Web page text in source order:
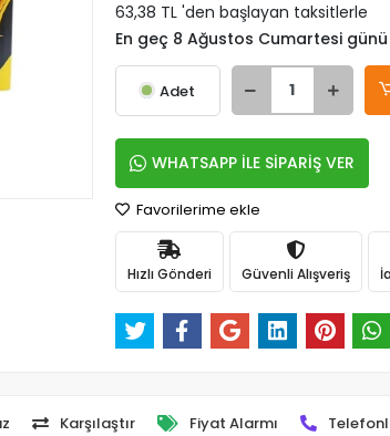
63,38 TL 'den başlayan taksitlerle
En geç 8 Ağustos Cumartesi
Adet
WHATSAPP İLE SİPARİŞ VER
Favorilerime ekle
Hızlı Gönderi Güvenli Alışveriş
Karşılaştır Fiyat Alarmı